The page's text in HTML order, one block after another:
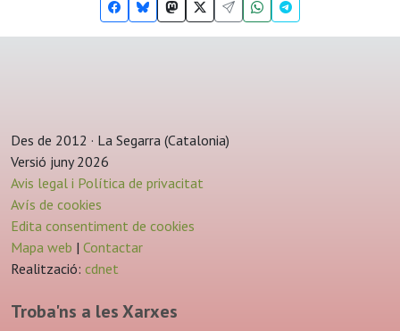
Des de 2012 · La Segarra (Catalonia)
Versió juny 2026
Avis legal i Política de privacitat
Avís de cookies
Edita consentiment de cookies
Mapa web | Contactar
Realització: cdnet
Troba'ns a les Xarxes